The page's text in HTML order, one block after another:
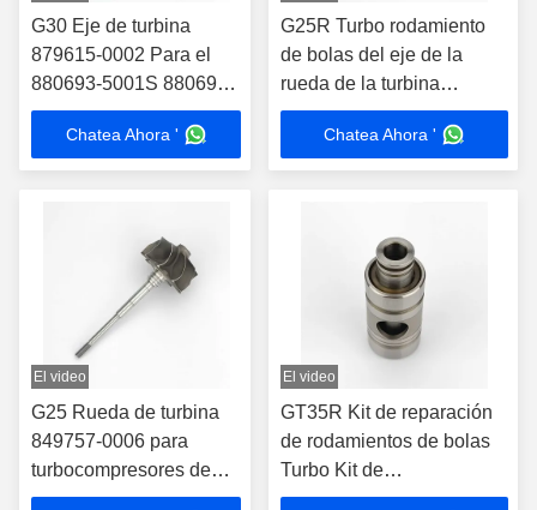
G30 Eje de turbina
879615-0002 Para el
880693-5001S 880693-
5002S 880693-5003S
Chatea Ahora '
G25R Turbo rodamiento
de bolas del eje de la
rueda de la turbina
860761-0002 Para
877895 877895-0007
Chatea Ahora '
El video
G25 Rueda de turbina
849757-0006 para
turbocompresores de
rodamientos de bolas
El video
GT35R Kit de reparación
de rodamientos de bolas
Turbo Kit de
reconstrucción Turbo Kit